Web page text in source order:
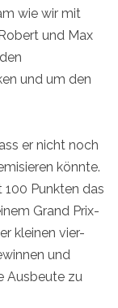
wie wir mit
und Max
und um den
er nicht noch
könnte.
Punkten das
Grand Prix-
kleinen vier-
und
Ausbeute zu